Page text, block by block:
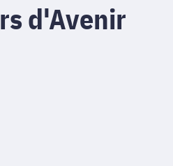
d'Avenir